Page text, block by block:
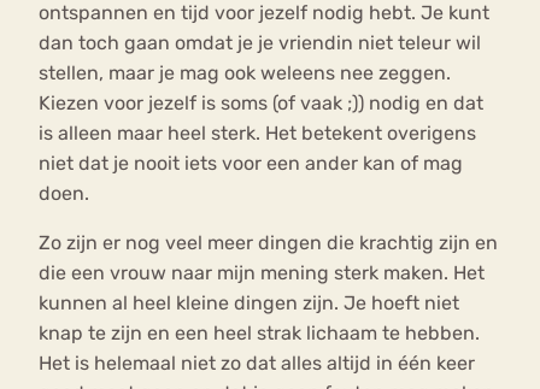
ontspannen en tijd voor jezelf nodig hebt. Je kunt
dan toch gaan omdat je je vriendin niet teleur wil
stellen, maar je mag ook weleens nee zeggen.
Kiezen voor jezelf is soms (of vaak ;)) nodig en dat
is alleen maar heel sterk. Het betekent overigens
niet dat je nooit iets voor een ander kan of mag
doen.
Zo zijn er nog veel meer dingen die krachtig zijn en
die een vrouw naar mijn mening sterk maken. Het
kunnen al heel kleine dingen zijn. Je hoeft niet
knap te zijn en een heel strak lichaam te hebben.
Het is helemaal niet zo dat alles altijd in één keer